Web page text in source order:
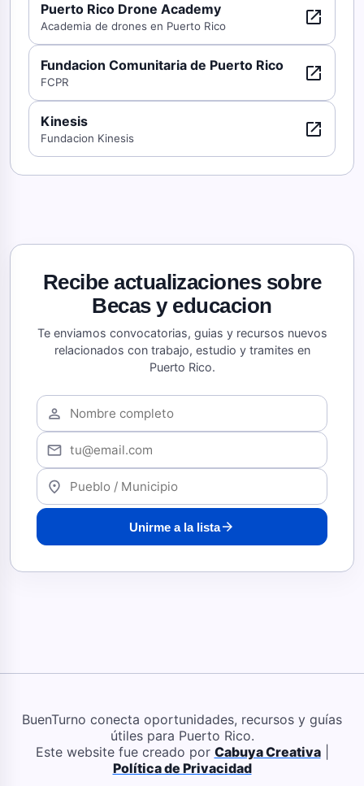
Puerto Rico Drone Academy
Academia de drones en Puerto Rico open_in_new
Fundacion Comunitaria de Puerto Rico
FCPR open_in_new
Kinesis
Fundacion Kinesis open_in_new
Recibe actualizaciones sobre
Becas y educacion
Te enviamos convocatorias, guias y recursos nuevos
relacionados con trabajo, estudio y tramites en
Puerto Rico.
person
mail
location_on
Unirme a la listaarrow_forward
BuenTurno conecta oportunidades, recursos y guías
útiles para Puerto Rico.
Este website fue creado por Cabuya Creativa|
Política de Privacidad